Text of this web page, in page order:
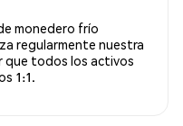
monedero frío
regularmente nuestra
que todos los activos
1:1.